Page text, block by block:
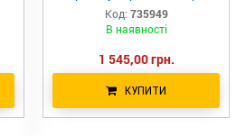
Lex420/440/460/480/580 AGRI
PARTS
Код: 735949
В наявності
1 545,00 грн.
КУПИТИ